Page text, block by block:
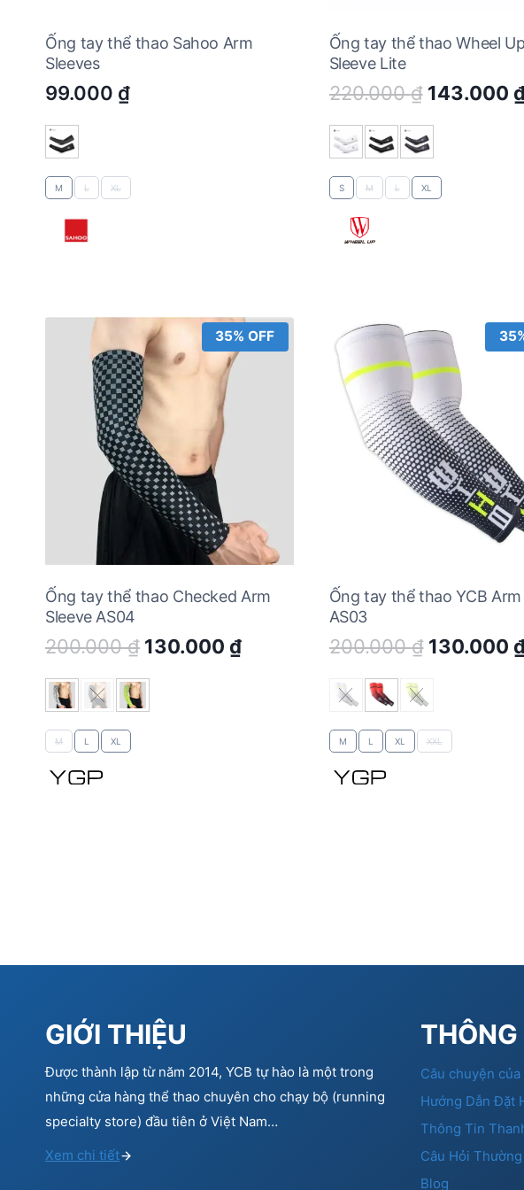
Ống tay thể thao Sahoo Arm
Sleeves
99.000 ₫
M L XL
Ống tay thể thao Wheel
Sleeve Lite
220.000₫ Original
was:
220.000 ₫.
143.000
S M L XL
35% OFF
Ống tay thể thao Checked Arm
Sleeve AS04
200.000₫ Original
200.000 ₫.
130.000 ₫Current
M L XL
Ống tay thể thao YCB Arm
AS03
200.000₫ Original
130.000
M L XL XXL
GIỚI THIỆU
Được thành lập từ năm 2014, YCB tự hào là một trong
những cửa hàng thể thao chuyên cho chạy bộ (running
specialty store) đầu tiên ở Việt Nam…
Xem chi tiết
THÔNG
Câu chuyện của
Hướng Dẫn Đặt
Thông Tin
Câu Hỏi
Blog